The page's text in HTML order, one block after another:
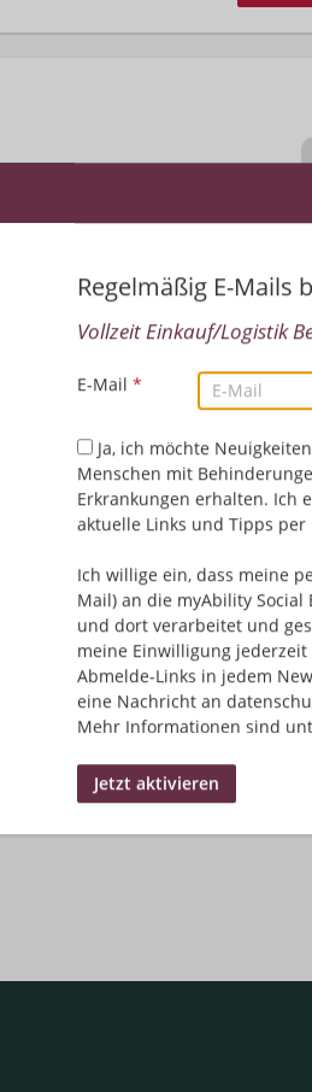
Regelmäßig E-Mails
Vollzeit Einkauf/Logistik
E-Mail *
Ja, ich möchte
Menschen mit
Erkrankungen erhalten. Ich
aktuelle Links und Tipps per
Ich willige ein, dass meine
Mail) an die myAbility
und dort verarbeitet und
meine Einwilligung
Abmelde-Links in jedem
eine Nachricht an
Mehr Informationen sind
Leider